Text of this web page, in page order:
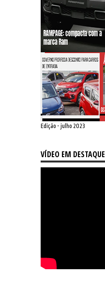
Edição - julho 2023
VÍDEO EM DESTAQUE